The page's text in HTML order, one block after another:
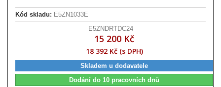
Kód skladu: E5ZN1033E
E5ZNDRTDC24
15 200 Kč
18 392 Kč (s DPH)
Skladem u dodavatele
Dodání do 10 pracovních dnů